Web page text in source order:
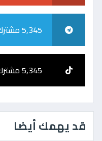
5,345 مشترك
5,345 مشترك
قد يهمك أيضا